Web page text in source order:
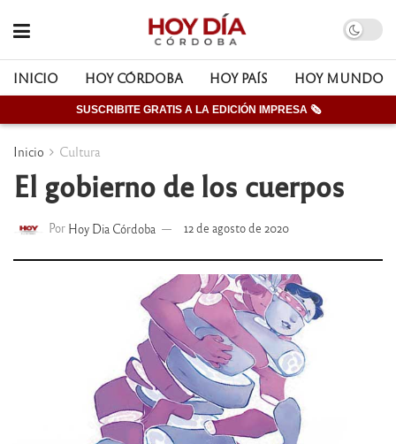
INICIO HOY CÓRDOBA HOY PAÍS HOY MUNDO
SUSCRIBITE GRATIS A LA EDICIÓN IMPRESA 🗞
Inicio Cultura
El gobierno de los cuerpos
Por Hoy Dia Córdoba 12 de agosto de 2020